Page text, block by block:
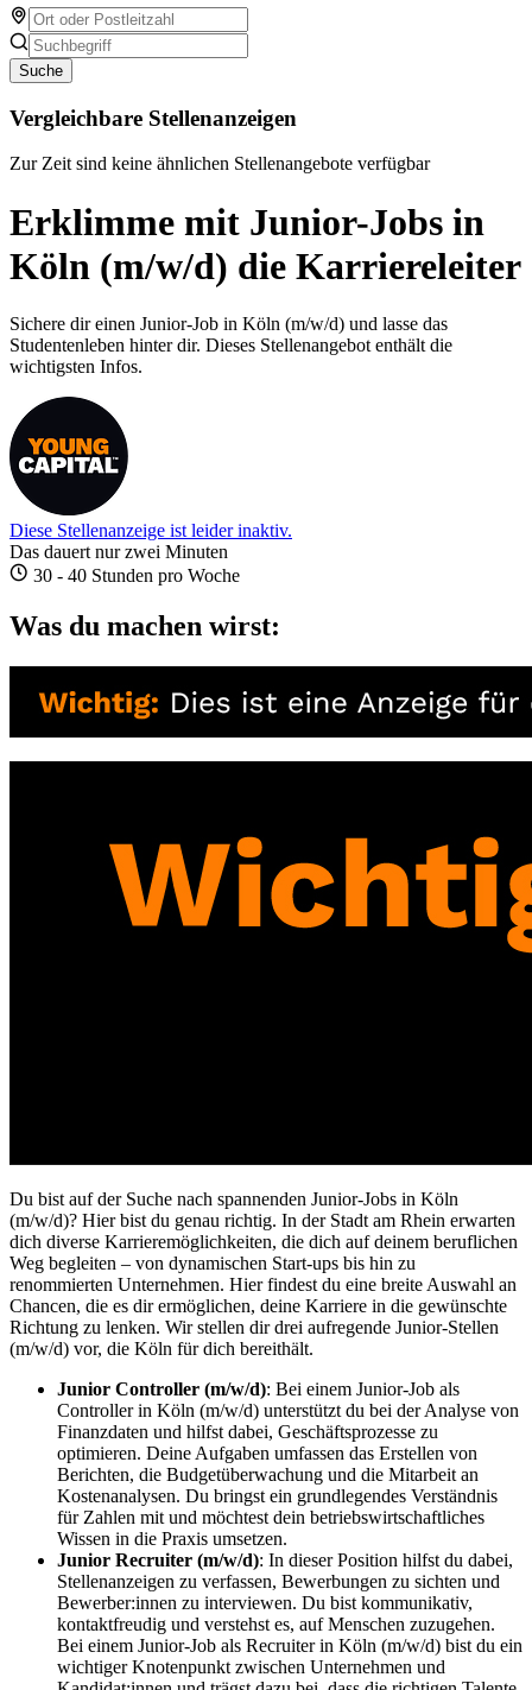
Suche
Vergleichbare Stellenanzeigen
Zur Zeit sind keine ähnlichen Stellenangebote verfügbar
Erklimme mit Junior-Jobs in
Köln (m/w/d) die Karriereleiter
Sichere dir einen Junior-Job in Köln (m/w/d) und lasse das
Studentenleben hinter dir. Dieses Stellenangebot enthält die
wichtigsten Infos.
Diese Stellenanzeige ist leider inaktiv.
Das dauert nur zwei Minuten
30 - 40 Stunden pro Woche
Was du machen wirst:
Du bist auf der Suche nach spannenden Junior-Jobs in Köln
(m/w/d)? Hier bist du genau richtig. In der Stadt am Rhein erwarten
dich diverse Karrieremöglichkeiten, die dich auf deinem beruflichen
Weg begleiten – von dynamischen Start-ups bis hin zu
renommierten Unternehmen. Hier findest du eine breite Auswahl an
Chancen, die es dir ermöglichen, deine Karriere in die gewünschte
Richtung zu lenken. Wir stellen dir drei aufregende Junior-Stellen
(m/w/d) vor, die Köln für dich bereithält.
Junior Controller (m/w/d): Bei einem Junior-Job als
Controller in Köln (m/w/d) unterstützt du bei der Analyse von
Finanzdaten und hilfst dabei, Geschäftsprozesse zu
optimieren. Deine Aufgaben umfassen das Erstellen von
Berichten, die Budgetüberwachung und die Mitarbeit an
Kostenanalysen. Du bringst ein grundlegendes Verständnis
für Zahlen mit und möchtest dein betriebswirtschaftliches
Wissen in die Praxis umsetzen.
Junior Recruiter (m/w/d): In dieser Position hilfst du dabei,
Stellenanzeigen zu verfassen, Bewerbungen zu sichten und
Bewerber:innen zu interviewen. Du bist kommunikativ,
kontaktfreudig und verstehst es, auf Menschen zuzugehen.
Bei einem Junior-Job als Recruiter in Köln (m/w/d) bist du ein
wichtiger Knotenpunkt zwischen Unternehmen und